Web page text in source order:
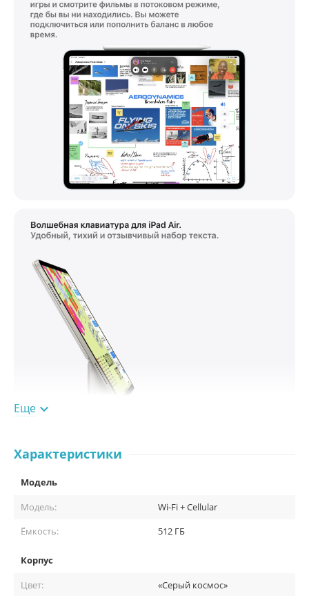
Еще 
Характеристики
Модель
Модель:
Wi-Fi + Cellular
Ёмкость:
512 ГБ
Корпус
Цвет:
«Серый космос»